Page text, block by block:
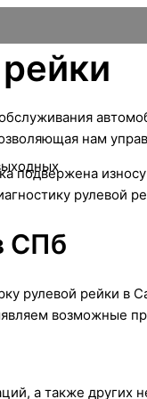
нам
подвержена
СПб
рулевой рейки в
возможные
а также других